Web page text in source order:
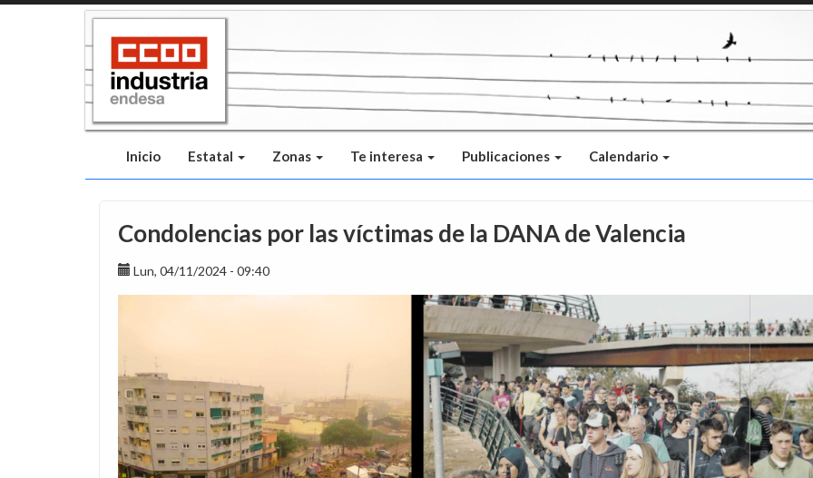
Inicio Estatal Zonas Te interesa Publicaciones Calendario
Condolencias por las víctimas de la DANA de Valencia
Lun, 04/11/2024 - 09:40